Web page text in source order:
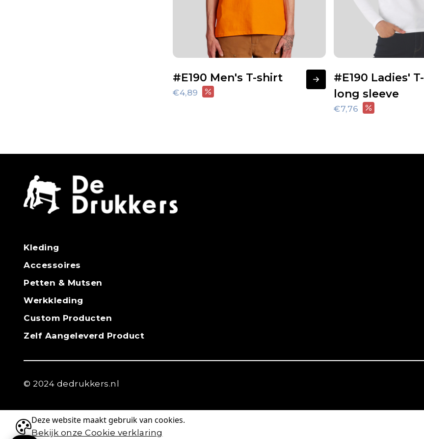
#E190 Men's T-shirt
€4,89
#E190 Ladies'
long sleeve
€7,76
Kleding
Accessoires
Petten & Mutsen
Werkkleding
Custom Producten
Zelf Aangeleverd Product
© 2024 dedrukkers.nl
Deze website maakt gebruik van cookies.
Bekijk onze Cookie verklaring